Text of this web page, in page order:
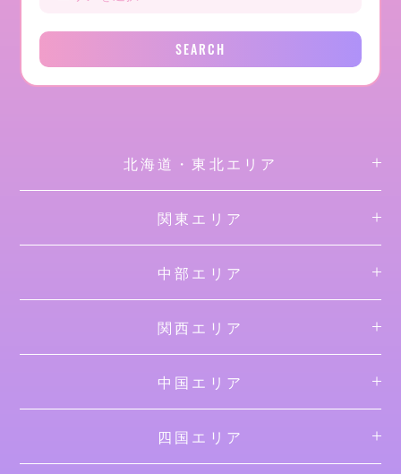
SEARCH
北海道・東北エリア
関東エリア
中部エリア
関西エリア
中国エリア
四国エリア